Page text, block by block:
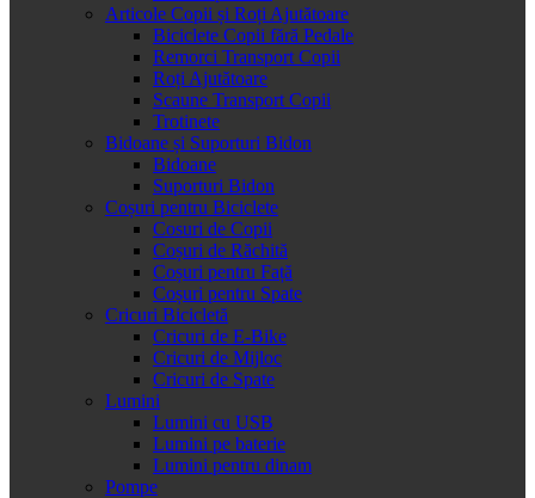
Articole Copii și Roți Ajutătoare
Biciclete Copii fără Pedale
Remorci Transport Copii
Roți Ajutătoare
Scaune Transport Copii
Trotinete
Bidoane și Suporturi Bidon
Bidoane
Suporturi Bidon
Coșuri pentru Biciclete
Cosuri de Copii
Coșuri de Răchită
Coșuri pentru Față
Coșuri pentru Spate
Cricuri Bicicletă
Cricuri de E-Bike
Cricuri de Mijloc
Cricuri de Spate
Lumini
Lumini cu USB
Lumini pe baterie
Lumini pentru dinam
Pompe